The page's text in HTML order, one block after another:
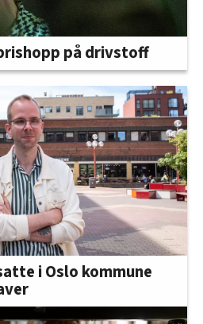
på drivstoff
i Oslo kommune